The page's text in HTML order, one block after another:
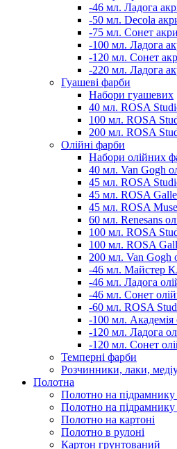
-46 мл. Ладога
-50 мл. Decola
-75 мл. Сонет
-100 мл. Ладога
-120 мл. Сонет
-220 мл. Ладога
Гуашеві фарби
Набори гуашевих
40 мл. ROSA
100 мл. ROSA
200 мл. ROSA
Олійні фарби
Набори олійних
40 мл. Van Gogh
45 мл. ROSA
45 мл. ROSA
45 мл. ROSA
60 мл. Renesans
100 мл. ROSA
100 мл. ROSA
200 мл. Van Gogh
-46 мл. Майстер
-46 мл. Ладога
-46 мл. Сонет
-60 мл. ROSA
-100 мл. Академія
-120 мл. Ладога
-120 мл. Сонет
Темперні фарби
Розчинники, лаки,
Полотна
Полотно на підрамнику
Полотно на
Полотно на картоні
Полотно в рулоні
Картон грунтований